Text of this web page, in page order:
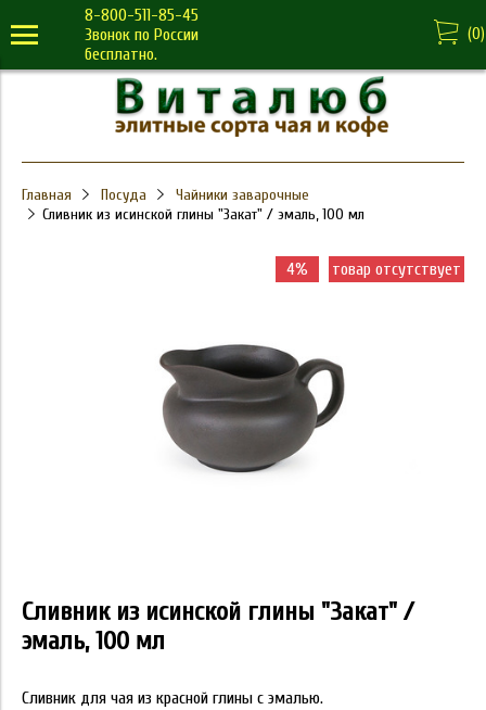
8-800-511-85-45
Звонок по России
бесплатно.
(0)
Главная Посуда
Чайники заварочные
Сливник из исинской глины "Закат" / эмаль, 100 мл
4% товар отсутствует
Сливник из исинской глины "Закат" /
эмаль, 100 мл
Сливник для чая из красной глины с эмалью.